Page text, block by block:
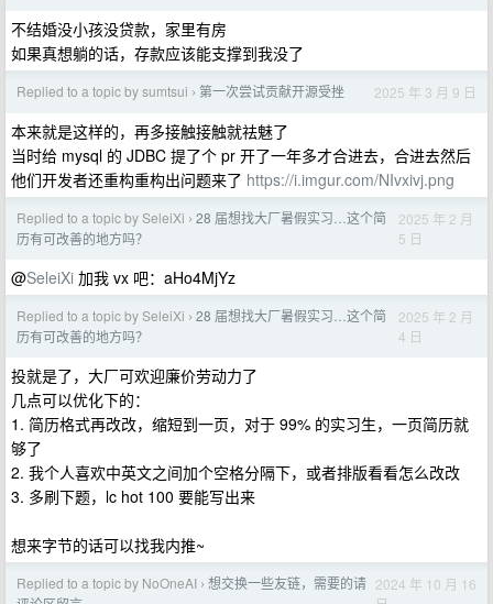
不结婚没小孩没贷款，家里有房
如果真想躺的话，存款应该能支撑到我没了
Replied to a topic by sumtsui › 第一次尝试贡献开源受挫 2025 年 3 月 9 日
本来就是这样的，再多接触接触就祛魅了
当时给 mysql 的 JDBC 提了个 pr 开了一年多才合进去，合进去然后
他们开发者还重构重构出问题来了 https://i.imgur.com/NIvxivj.png
Replied to a topic by SeleiXi › 28 届想找大厂暑假实习…这个简
历有可改善的地方吗？
2025 年 2 月
5 日
@SeleiXi 加我 vx 吧：aHo4MjYz
Replied to a topic by SeleiXi › 28 届想找大厂暑假实习…这个简
历有可改善的地方吗？
2025 年 2 月
4 日
投就是了，大厂可欢迎廉价劳动力了
几点可以优化下的：
1. 简历格式再改改，缩短到一页，对于 99% 的实习生，一页简历就
够了
2. 我个人喜欢中英文之间加个空格分隔下，或者排版看看怎么改改
3. 多刷下题，lc hot 100 要能写出来
想来字节的话可以找我内推~
Replied to a topic by NoOneAI › 想交换一些友链，需要的请 2024 年 10 月 16